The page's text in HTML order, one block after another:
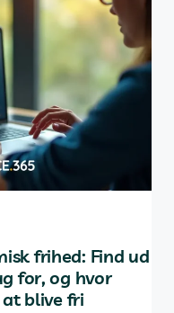
frihed: Find ud
for, og hvor
blive fri